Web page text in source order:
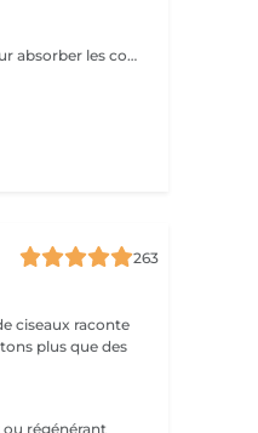
L'AquaGlo réalise un massage par aspiration pour absorber les comédons, nettoyer la peau en profondeur, l'hydrater, l'oxygéner et l'exfolier. Cet appareil permet de stimuler la micro circulation ainsi que la division cellulaire. Résultats: un look frais, un teint éclatant, une peau hautement hydratée. Rajeunissement garanti ! Sur tous les types de peau, particulièrement avec des impuretés, des points noirs et/ou de l'acné.
263
ciseaux raconte
plus que des
régénérant